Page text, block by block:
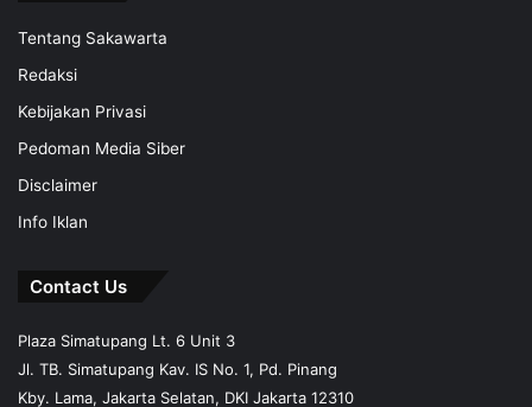
Tentang Sakawarta
Redaksi
Kebijakan Privasi
Pedoman Media Siber
Disclaimer
Info Iklan
Contact Us
Plaza Simatupang Lt. 6 Unit 3
Jl. TB. Simatupang Kav. IS No. 1, Pd. Pinang
Kby. Lama, Jakarta Selatan, DKI Jakarta 12310